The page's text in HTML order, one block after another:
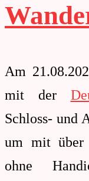
Am
mit der
Schloss- und
um mit über
ohne